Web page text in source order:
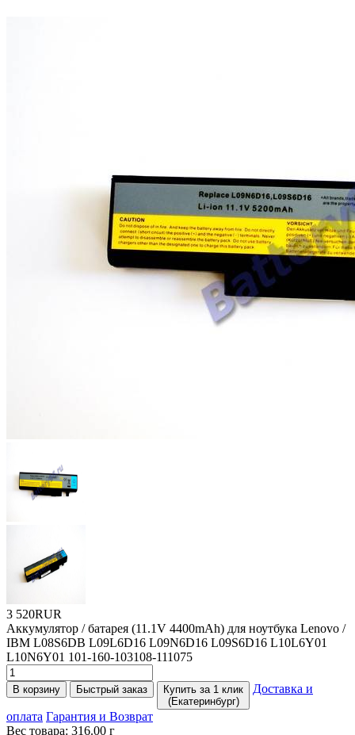
3 520RUR
Аккумулятор / батарея (11.1V 4400mAh) для ноутбука Lenovo /
IBM L08S6DB L09L6D16 L09N6D16 L09S6D16 L10L6Y01
L10N6Y01 101-160-103108-111075
В корзину Быстрый заказ
Купить за 1 клик
(Екатеринбург)
Доставка и
оплата Гарантия и Возврат
Вес товара: 316.00 г